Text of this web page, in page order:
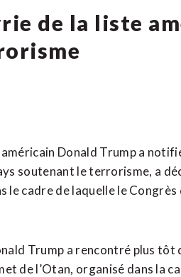
de la liste
Donald Trump a
soutenant le terrorisme, a
le cadre de laquelle ​le
Trump a rencontré plus tôt
​de l’Otan, organisé dans la